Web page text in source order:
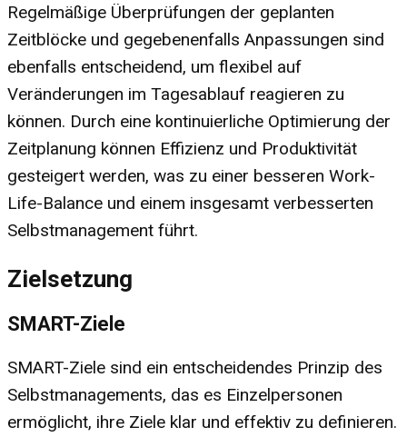
Regelmäßige Überprüfungen der geplanten
Zeitblöcke und gegebenenfalls Anpassungen sind
ebenfalls entscheidend, um flexibel auf
Veränderungen im Tagesablauf reagieren zu
können. Durch eine kontinuierliche Optimierung der
Zeitplanung können Effizienz und Produktivität
gesteigert werden, was zu einer besseren Work-
Life-Balance und einem insgesamt verbesserten
Selbstmanagement führt.
Zielsetzung
SMART-Ziele
SMART-Ziele sind ein entscheidendes Prinzip des
Selbstmanagements, das es Einzelpersonen
ermöglicht, ihre Ziele klar und effektiv zu definieren.